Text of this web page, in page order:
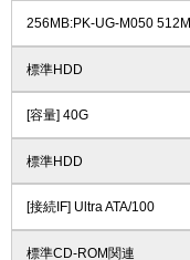
256MB:PK-UG-M050
標準HDD
[容量] 40G
標準HDD
[接続IF] Ultra ATA/100
標準CD-ROM関連